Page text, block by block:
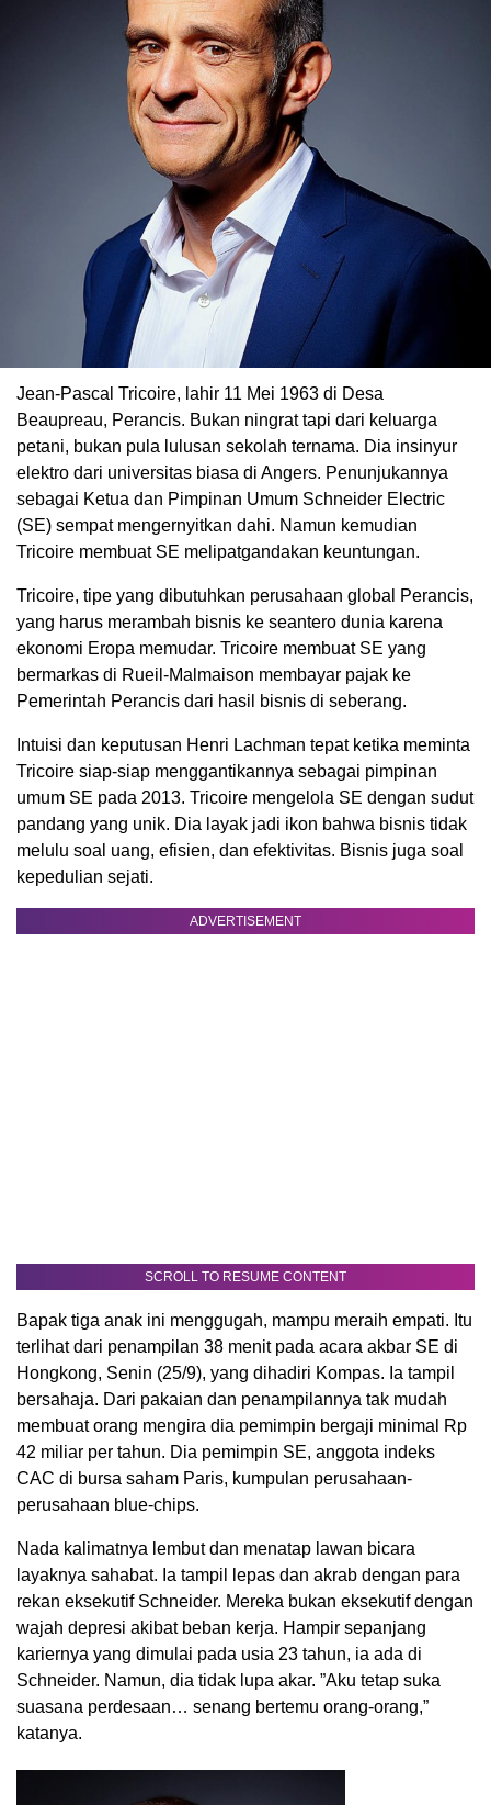
Jean-Pascal Tricoire, lahir 11 Mei 1963 di Desa
Beaupreau, Perancis. Bukan ningrat tapi dari keluarga
petani, bukan pula lulusan sekolah ternama. Dia insinyur
elektro dari universitas biasa di Angers. Penunjukannya
sebagai Ketua dan Pimpinan Umum Schneider Electric
(SE) sempat mengernyitkan dahi. Namun kemudian
Tricoire membuat SE melipatgandakan keuntungan.
Tricoire, tipe yang dibutuhkan perusahaan global Perancis,
yang harus merambah bisnis ke seantero dunia karena
ekonomi Eropa memudar. Tricoire membuat SE yang
bermarkas di Rueil-Malmaison membayar pajak ke
Pemerintah Perancis dari hasil bisnis di seberang.
Intuisi dan keputusan Henri Lachman tepat ketika meminta
Tricoire siap-siap menggantikannya sebagai pimpinan
umum SE pada 2013. Tricoire mengelola SE dengan sudut
pandang yang unik. Dia layak jadi ikon bahwa bisnis tidak
melulu soal uang, efisien, dan efektivitas. Bisnis juga soal
kepedulian sejati.
ADVERTISEMENT
SCROLL TO RESUME CONTENT
Bapak tiga anak ini menggugah, mampu meraih empati. Itu
terlihat dari penampilan 38 menit pada acara akbar SE di
Hongkong, Senin (25/9), yang dihadiri Kompas. Ia tampil
bersahaja. Dari pakaian dan penampilannya tak mudah
membuat orang mengira dia pemimpin bergaji minimal Rp
42 miliar per tahun. Dia pemimpin SE, anggota indeks
CAC di bursa saham Paris, kumpulan perusahaan-
perusahaan blue-chips.
Nada kalimatnya lembut dan menatap lawan bicara
layaknya sahabat. Ia tampil lepas dan akrab dengan para
rekan eksekutif Schneider. Mereka bukan eksekutif dengan
wajah depresi akibat beban kerja. Hampir sepanjang
kariernya yang dimulai pada usia 23 tahun, ia ada di
Schneider. Namun, dia tidak lupa akar. ”Aku tetap suka
suasana perdesaan… senang bertemu orang-orang,”
katanya.